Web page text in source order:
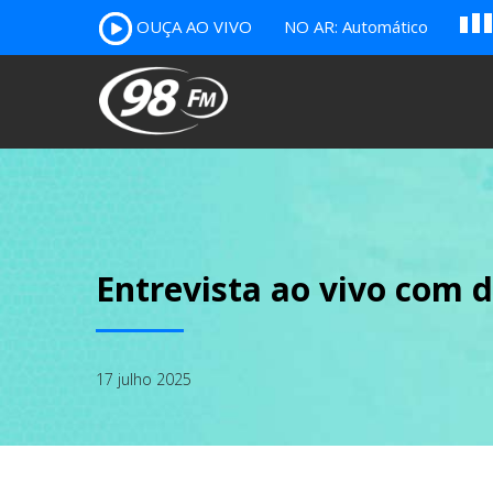
OUÇA AO VIVO NO AR: Automático B c
Entrevista ao vivo com
17 julho 2025